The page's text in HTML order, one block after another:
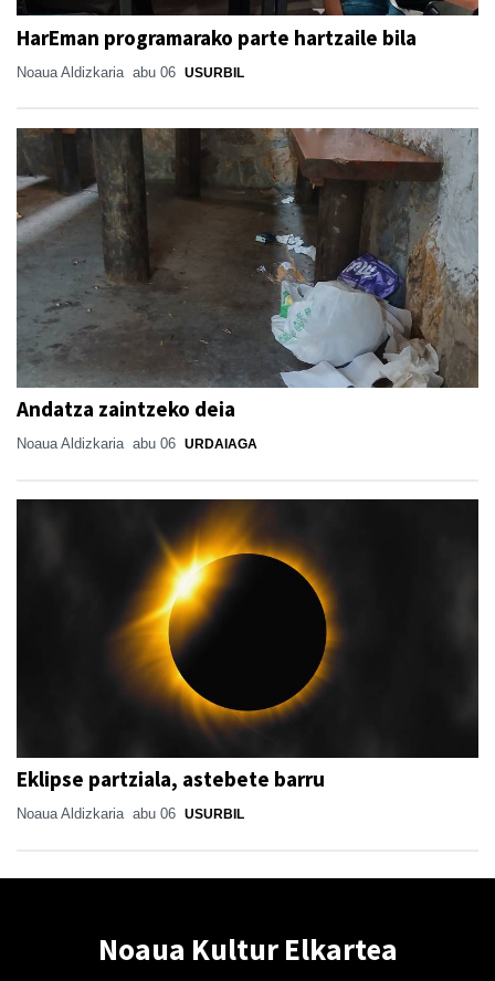
HarEman programarako parte hartzaile bila
Noaua Aldizkaria abu 06 USURBIL
Andatza zaintzeko deia
Noaua Aldizkaria abu 06 URDAIAGA
Eklipse partziala, astebete barru
Noaua Aldizkaria abu 06 USURBIL
Noaua Kultur Elkartea